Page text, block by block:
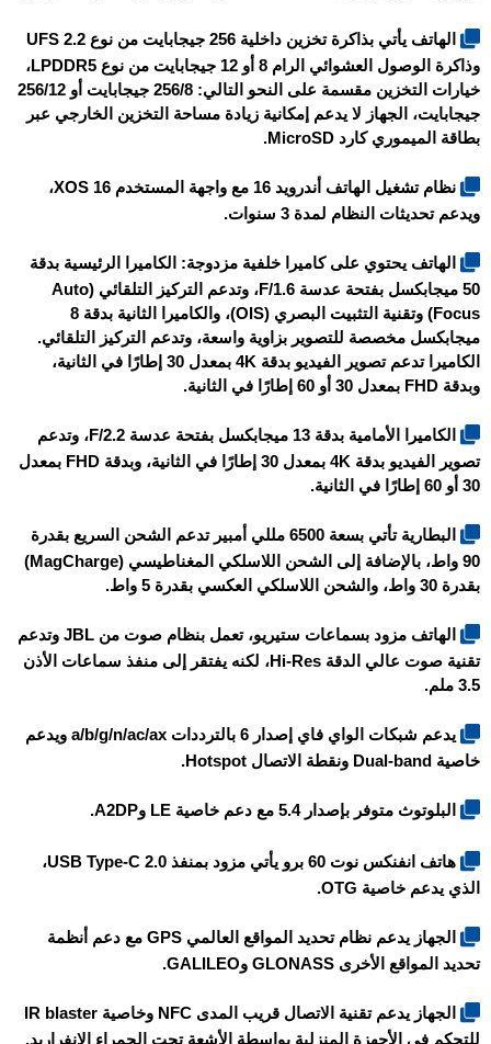
الهاتف يأتي بذاكرة تخزين داخلية 256 جيجابايت من نوع UFS 2.2
وذاكرة الوصول العشوائي الرام 8 أو 12 جيجابايت من نوع LPDDR5،
خيارات التخزين مقسمة على النحو التالي: 256/8 جيجابايت أو 256/12
جيجابايت، الجهاز لا يدعم إمكانية زيادة مساحة التخزين الخارجي عبر
بطاقة الميموري كارد MicroSD.
نظام تشغيل الهاتف أندرويد 16 مع واجهة المستخدم XOS 16،
ويدعم تحديثات النظام لمدة 3 سنوات.
الهاتف يحتوي على كاميرا خلفية مزدوجة: الكاميرا الرئيسية بدقة
50 ميجابكسل بفتحة عدسة F/1.6، وتدعم التركيز التلقائي (Auto
Focus) وتقنية التثبيت البصري (OIS)، والكاميرا الثانية بدقة 8
ميجابكسل مخصصة للتصوير بزاوية واسعة، وتدعم التركيز التلقائي.
الكاميرا تدعم تصوير الفيديو بدقة 4K بمعدل 30 إطارًا في الثانية،
وبدقة FHD بمعدل 30 أو 60 إطارًا في الثانية.
الكاميرا الأمامية بدقة 13 ميجابكسل بفتحة عدسة F/2.2، وتدعم
تصوير الفيديو بدقة 4K بمعدل 30 إطارًا في الثانية، وبدقة FHD بمعدل
30 أو 60 إطارًا في الثانية.
البطارية تأتي بسعة 6500 مللي أمبير تدعم الشحن السريع بقدرة
90 واط، بالإضافة إلى الشحن اللاسلكي المغناطيسي (MagCharge)
بقدرة 30 واط، والشحن اللاسلكي العكسي بقدرة 5 واط.
الهاتف مزود بسماعات ستيريو، تعمل بنظام صوت من JBL وتدعم
تقنية صوت عالي الدقة Hi-Res، لكنه يفتقر إلى منفذ سماعات الأذن
3.5 ملم.
يدعم شبكات الواي فاي إصدار 6 بالترددات a/b/g/n/ac/ax ويدعم
خاصية Dual-band ونقطة الاتصال Hotspot.
البلوتوث متوفر بإصدار 5.4 مع دعم خاصية LE وA2DP.
هاتف انفنكس نوت 60 برو
يأتي مزود بمنفذ USB Type-C 2.0،
الذي يدعم خاصية OTG.
الجهاز يدعم نظام تحديد المواقع العالمي GPS مع دعم أنظمة
تحديد المواقع الأخرى GLONASS وGALILEO.
الجهاز يدعم تقنية الاتصال قريب المدى NFC وخاصية IR blaster
للتحكم في الأجهزة المنزلية بواسطة الأشعة تحت الحمراء الانفراريد.